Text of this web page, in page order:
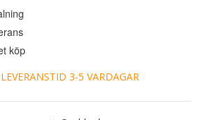
köp
3-5 VARDAGAR